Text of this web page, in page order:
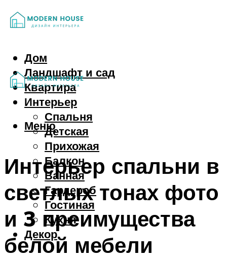
Дом
Ландшафт и сад
Квартира
Интерьер
Спальня
Детская
Прихожая
Балкон
Ванная
Гардероб
Гостиная
Кухня
Декор
Меню
Интерьер спальни в
светлых тонах фото
и 3 преимущества
белой мебели